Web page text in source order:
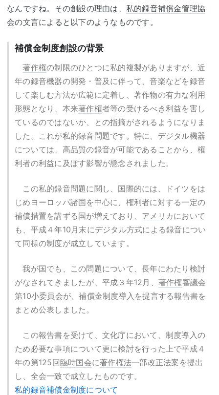
なんですね。その創設の理由は、 私的録音補償金管理協
会の文言によると以下のようなものです。
補償金制度創設の背景
著作権の制限のひとつに私的複製がありますが、近
年の録音機器の開発・普及に伴って、音楽などを録音
して楽しむ方法が広範に定着し、著作物の有力な利用
形態となり、本来著作権者等の受けるべき利益を害し
ているのではないか、との指摘がされるようになりま
した。これが私的録音問題です。特に、デジタル機器
については、高品質の録音が可能であることから、権
利者の利益に及ぼす影響が懸念されました。
この私的録音問題に関し、国際的には、ドイツをは
じめヨーロッパ諸国を中心に、権利者に対する一定の
補償措置を講ずる国が増えており、 アメリ カにおいて
も、平成４年10月末にデジタル方式による録音につい
て同様の制度が成立しています。
我が国でも、この問題について、長年にわたり検討
がなされてきましたが、平成３年12月、 著作権審議会
第10小委員会が、補償金制度導入を提言する報告書を
まとめ公表しました。
この報告書を受けて、 文化庁において、制度導入の
ため必要な事項について更に検討を行った上で平成４
年の第125回臨時国会に著作権法一部改正法案を提出
し、全会一致で成立したものです。
私的録音補償金制度について